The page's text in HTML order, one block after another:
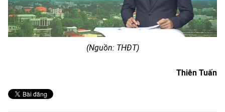
Video
(Nguồn: THĐT)
Thiên Tuấn